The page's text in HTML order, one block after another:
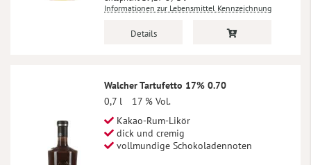
Informationen zur Lebensmittel Kennzeichnung
Details
Walcher Tartufetto 17% 0.70
0,7 l
17 % Vol.
Kakao-Rum-Likör
dick und cremig
vollmundige Schokoladennoten